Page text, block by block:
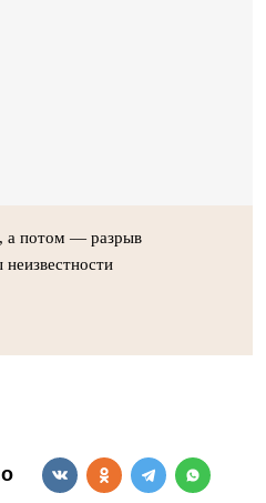
а потом — разрыв